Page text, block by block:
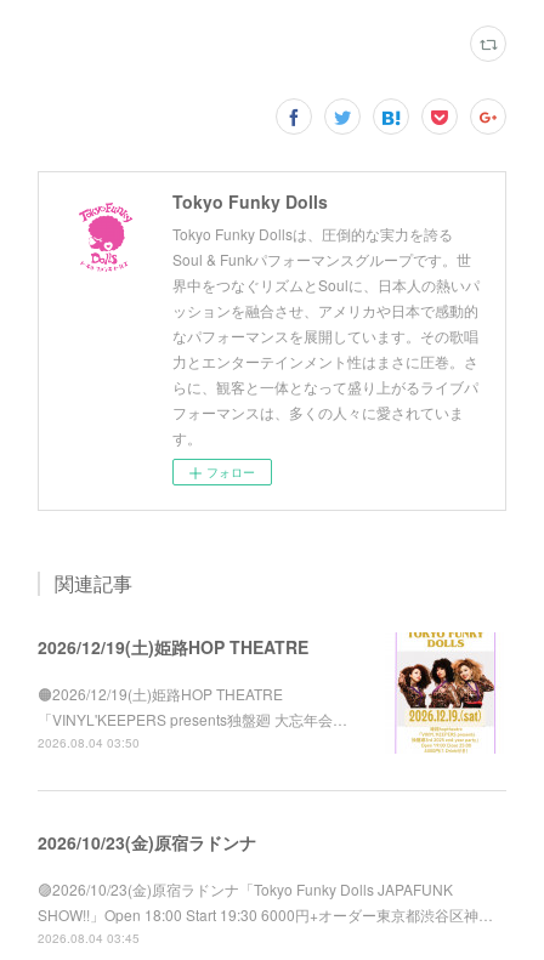
Tokyo Funky Dolls
Tokyo Funky Dollsは、圧倒的な実力を誇る
Soul & Funkパフォーマンスグループです。世
界中をつなぐリズムとSoulに、日本人の熱いパ
ッションを融合させ、アメリカや日本で感動的
なパフォーマンスを展開しています。その歌唱
力とエンターテインメント性はまさに圧巻。さ
らに、観客と一体となって盛り上がるライブパ
フォーマンスは、多くの人々に愛されていま
す。
フォロー
関連記事
2026/12/19(土)姫路HOP THEATRE
🟠2026/12/19(土)姫路HOP THEATRE
「VINYL'KEEPERS presents独盤廻 大忘年会…
2026.08.04 03:50
2026/10/23(金)原宿ラドンナ
🟣2026/10/23(金)原宿ラドンナ「Tokyo Funky Dolls JAPAFUNK
SHOW!!」Open 18:00 Start 19:30 6000円+オーダー東京都渋谷区神…
2026.08.04 03:45